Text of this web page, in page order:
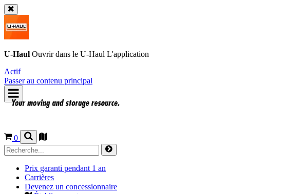
U-Haul Ouvrir dans le U-Haul L'application
Actif
Passer au contenu principal
0
Prix garanti pendant 1 an
Carrières
Devenez un concessionnaire